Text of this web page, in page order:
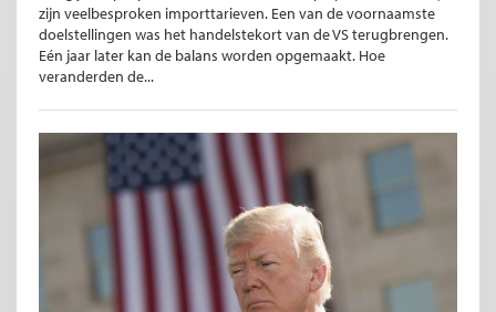
zijn veelbesproken importtarieven. Een van de voornaamste
doelstellingen was het handelstekort van de VS terugbrengen.
Eén jaar later kan de balans worden opgemaakt. Hoe
veranderden de...